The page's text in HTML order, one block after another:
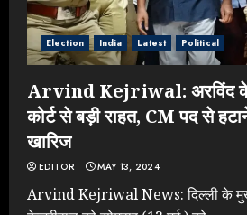
Election India Latest Political
Arvind Kejriwal: अरविंद
कोर्ट से बड़ी राहत, CM पद से
खारिज
EDITOR MAY 13, 2024
Arvind Kejriwal News: दिल्ली के
4
NEET
JULY 24, 2026
Jantar
का बदला रुख: